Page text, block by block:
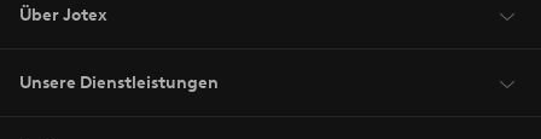
Über Jotex
Unsere Dienstleistungen